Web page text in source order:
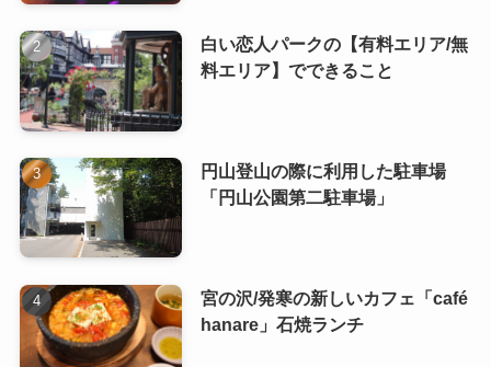
白い恋人パークの【有料エリア/無
料エリア】でできること
円山登山の際に利用した駐車場
「円山公園第二駐車場」
宮の沢/発寒の新しいカフェ「café
hanare」石焼ランチ